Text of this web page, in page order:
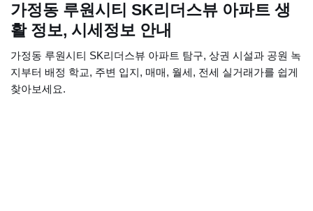
가정동 루원시티 SK리더스뷰 아파트 생
활 정보, 시세정보 안내
가정동 루원시티 SK리더스뷰 아파트 탐구, 상권 시설과 공원 녹
지부터 배정 학교, 주변 입지, 매매, 월세, 전세 실거래가를 쉽게
찾아보세요.